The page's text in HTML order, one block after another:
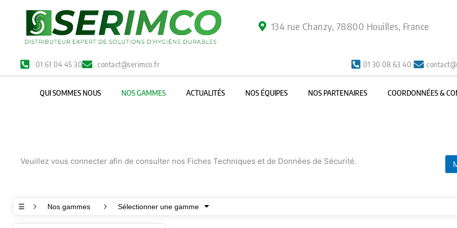
134 rue Chanzy, 78800 Houilles, France
01 61 04 45 30 contact@serimco.fr 01 30 08 63 40
QUI SOMMES NOUS NOS GAMMES ACTUALITÉS NOS ÉQUIPES NOS PARTENAIRES COORDONNÉES &
Veuillez vous connecter afin de consulter nos Fiches Techniques et de Données de Sécurité.
☰ Nos gammes Sélectionner une gamme